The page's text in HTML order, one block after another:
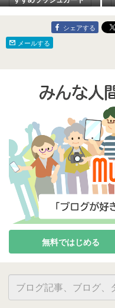
シェアする
メールする
無料ではじめる